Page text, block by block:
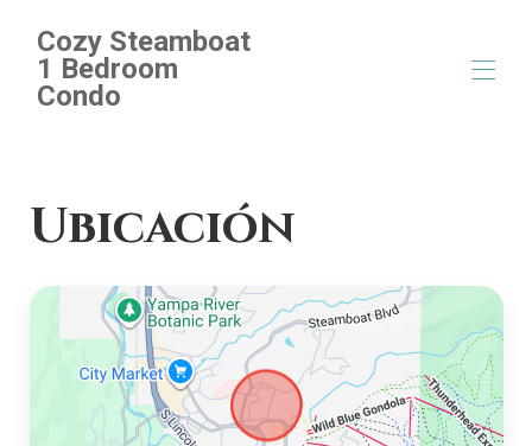
Cozy Steamboat
1 Bedroom
Condo
Descripción general
Mapa
Disponibilidad
Reseñas
Contacto
Ubicación